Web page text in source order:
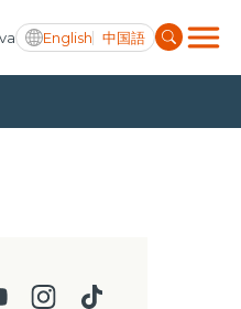
English 中国語